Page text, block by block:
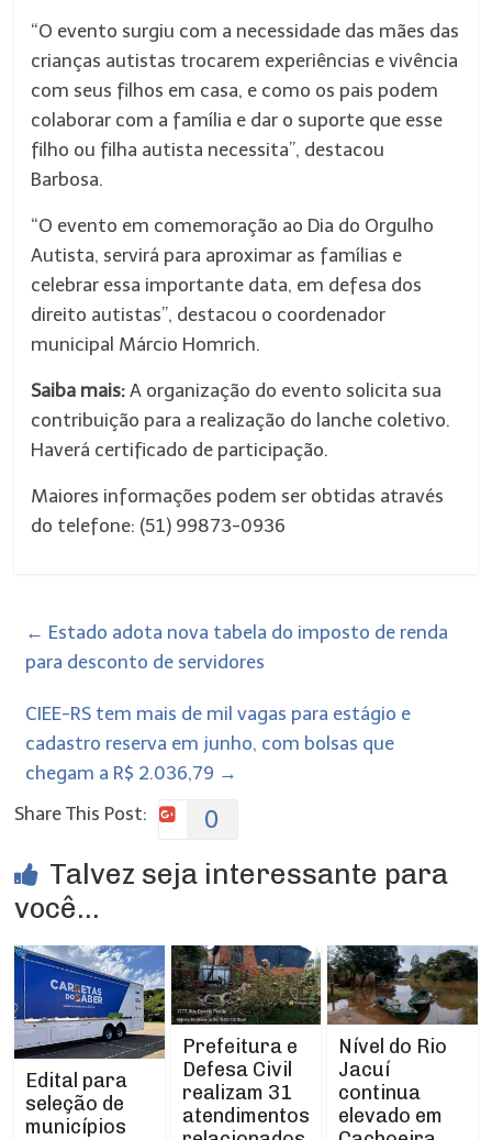
“O evento surgiu com a necessidade das mães das
crianças autistas trocarem experiências e vivência
com seus filhos em casa, e como os pais podem
colaborar com a família e dar o suporte que esse
filho ou filha autista necessita”, destacou
Barbosa.
“O evento em comemoração ao Dia do Orgulho
Autista, servirá para aproximar as famílias e
celebrar essa importante data, em defesa dos
direito autistas”, destacou o coordenador
municipal Márcio Homrich.
Saiba mais: A organização do evento solicita sua
contribuição para a realização do lanche coletivo.
Haverá certificado de participação.
Maiores informações podem ser obtidas através
do telefone: (51) 99873-0936
← Estado adota nova tabela do imposto de renda
para desconto de servidores
CIEE-RS tem mais de mil vagas para estágio e
cadastro reserva em junho, com bolsas que
chegam a R$ 2.036,79 →
Share This Post:
0
Talvez seja interessante para
você...
Edital para
seleção de
municípios
Prefeitura e
Defesa Civil
realizam 31
atendimentos
Nível do Rio
Jacuí
continua
elevado em